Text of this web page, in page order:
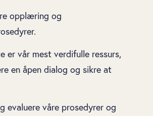
opplæring og
er vår mest verdifulle ressurs,
en åpen dialog og sikre at
evaluere våre prosedyrer og